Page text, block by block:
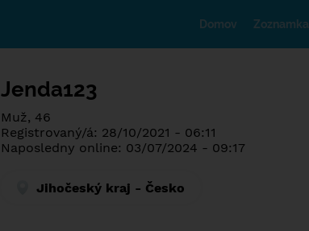
Domov Zoznamka
Jenda123
Muž, 46
Registrovaný/á: 28/10/2021 - 06:11
Naposledny online: 03/07/2024 - 09:17
Jihočeský kraj - Česko